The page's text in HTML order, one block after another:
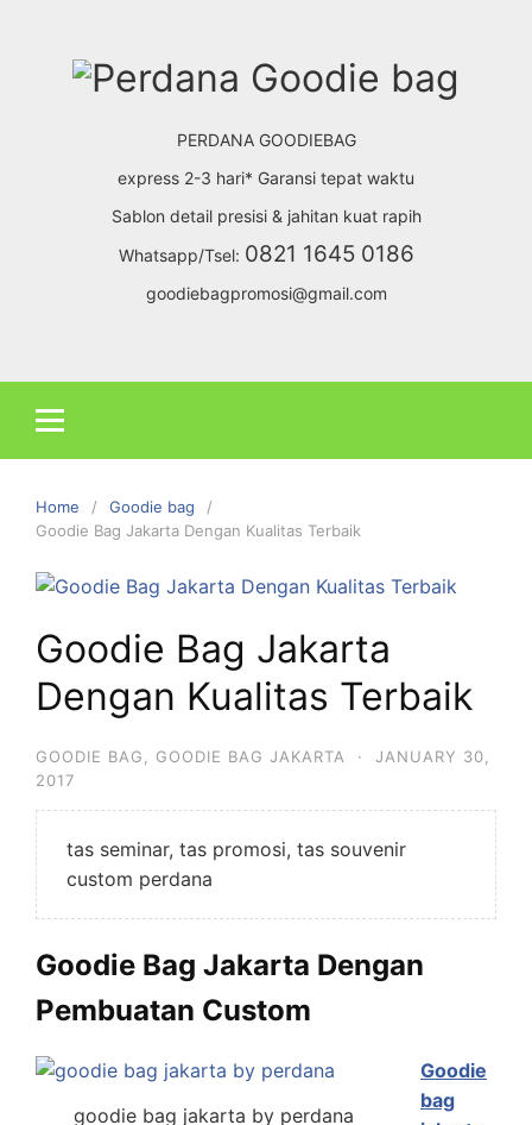
PERDANA GOODIEBAG
express 2-3 hari* Garansi tepat waktu
Sablon detail presisi & jahitan kuat rapih
Whatsapp/Tsel: 0821 1645 0186
goodiebagpromosi@gmail.com
Home
Goodie bag
Goodie Bag Jakarta Dengan Kualitas Terbaik
Goodie Bag Jakarta
Dengan Kualitas Terbaik
GOODIE BAG GOODIE BAG JAKARTA ·
JANUARY 30,
2017
tas seminar, tas promosi, tas souvenir
custom perdana
Goodie Bag Jakarta Dengan
Pembuatan Custom
goodie bag jakarta by perdana
Goodie
bag